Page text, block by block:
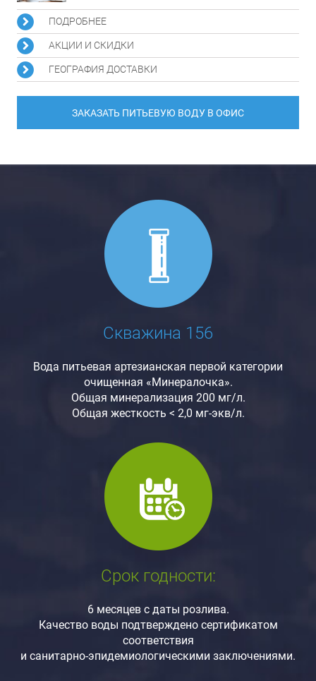
ПОДРОБНЕЕ
АКЦИИ И СКИДКИ
ГЕОГРАФИЯ ДОСТАВКИ
ЗАКАЗАТЬ ПИТЬЕВУЮ ВОДУ В ОФИС
Скважина 156
Вода питьевая артезианская первой категории
очищенная «Минералочка».
Общая минерализация 200 мг/л.
Общая жесткость < 2,0 мг-экв/л.
Срок годности:
6 месяцев с даты розлива.
Качество воды подтверждено сертификатом
соответствия
и санитарно-эпидемиологическими заключениями.